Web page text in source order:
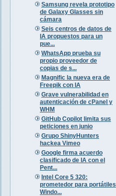
Samsung revela prototipo
de Galaxy Glasses sin
cámara
Seis centros de datos de
IA propuestos para un
pue...
WhatsApp prueba su
propio proveedor de
copias de s...
Magnific la nueva era de
Freepik con IA
Grave vulnerabilidad en
autenticación de cPanel y
WHM
GitHub Copilot limita sus
peticiones en junio
Grupo ShinyHunters
hackea Vimeo
Google firma acuerdo
clasificado de IA con el
Pent...
Intel Core 5 320:
prometedor para portátiles
Windo...